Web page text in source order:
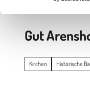
Gut
Kirchen Historische